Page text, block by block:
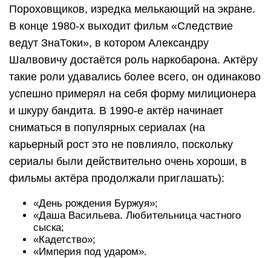
Пороховщиков, изредка мелькающий на экране.
В конце 1980-х выходит фильм «Следствие
ведут ЗнаТоки», в котором Александру
Шалвовичу достаётся роль наркобарона. Актёру
такие роли удавались более всего, он одинаково
успешно примерял на себя форму милиционера
и шкуру бандита. В 1990-е актёр начинает
сниматься в популярных сериалах (на
карьерный рост это не повлияло, поскольку
сериалы были действительно очень хороши, в
фильмы актёра продолжали приглашать):
«День рождения Буржуя»;
«Даша Васильева. Любительница частного
сыска;
«Кадетство»;
«Империя под ударом».